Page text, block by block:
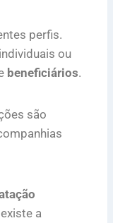
perfis.
ou
beneficiários.
são
a